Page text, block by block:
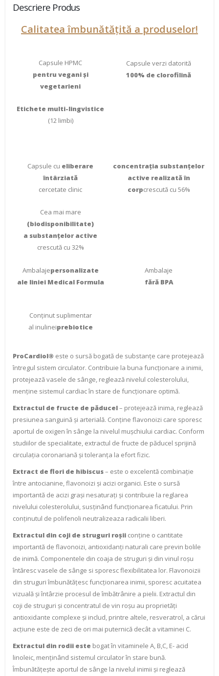
Descriere Produs
Calitatea îmbunătățită a produselor!
Capsule HPMC
pentru vegani și
vegetarieni
Capsule verzi datorită
100% de clorofilină
Etichete multi-lingvistice
(12 limbi)
Capsule cu eliberare
întârziată
cercetate clinic
concentrația substanțelor
active realizată în
corpcrescută cu 56%
Cea mai mare
(biodisponibilitate)
a substanțelor active
crescută cu 32%
Ambalajepersonalizate
ale liniei Medical Formula
Ambalaje
fără BPA
Conținut suplimentar
al inulineiprebiotice
ProCardiol® este o sursă bogată de substanțe care protejează
întregul sistem circulator. Contribuie la buna funcționare a inimii,
protejează vasele de sânge, reglează nivelul colesterolului,
menține sistemul cardiac în stare de funcționare optimă.
Extractul de fructe de păducel– protejează inima, reglează
presiunea sanguină și arterială. Conține flavonoizi care sporesc
aportul de oxigen în sânge la nivelul mușchiului cardiac. Conform
studiilor de specialitate, extractul de fructe de păducel sprijină
circulația coronariană și toleranța la efort fizic.
Extract de flori de hibiscus– este o excelentă combinație
între antocianine, flavonoizi și acizi organici. Este o sursă
importantă de acizi grași nesaturați și contribuie la reglarea
nivelului colesterolului, susținând funcționarea ficatului. Prin
conținutul de polifenoli neutralizeaza radicalii liberi.
Extractul din coji de struguri roșii conține o cantitate
importantă de flavonoizi, antioxidanți naturali care previn bolile
de inimă. Componentele din coaja de struguri și din vinul roșu
întăresc vasele de sânge si sporesc flexibilitatea lor. Flavonoizii
din struguri îmbunătățesc funcționarea inimii, sporesc acuitatea
vizuală și întârzie procesul de îmbătrânire a pielii. Extractul din
coji de struguri și concentratul de vin roșu au proprietăți
antioxidante complexe și includ, printre altele, resveratrol, a cărui
acțiune este de zeci de ori mai puternică decât a vitaminei C.
Extractul din rodii este bogat în vitaminele A, B,C, E- acid
linoleic, menținând sistemul circulator în stare bună.
Îmbunătățește aportul de sânge la nivelul inimii și reglează